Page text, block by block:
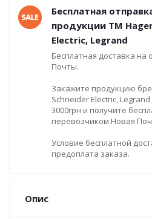
Бесплатная
продукции ТМ
Electric, Legrand
Бесплатная доставка на
Почты.
Закажите продукцию
Schneider Electric,
3000грн и получите
перевозчиком Новая
Условие бесплатной
предоплата заказа.
Опис